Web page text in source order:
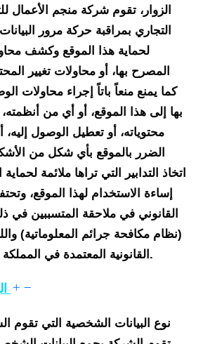
الزوار، تقوم شركة منجم الأعمال
التجاري بمراقبة حركة مرور
لحماية هذا الموقع وكشف
المصرح بها، أو محاولات تغيير
كما يمنع منعاً باتاً إجراء محاولات
بها إلى هذا الموقع، أو أي من أنظمته،
محتوياته، أو تعطيل الوصول إليه،
الضرر بالموقع بأي شكل من
اتخاذ التدابير التي تراها ملائمة
إساءة الاستخدام لهذا الموقع،
القانوني في ملاحقة المتسببين في
(نظام مكافحة جرائم المعلوماتية)
القانونية المعتمدة في المملكة العربية السعودية.
نوع البيانات الشخصية التي تقوم